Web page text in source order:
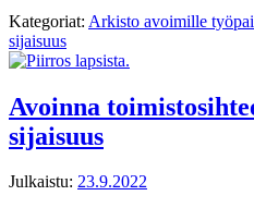
Kategoriat: Arkisto avoimille
sijaisuus
Avoinna
sijaisuus
Julkaistu: 23.9.2022